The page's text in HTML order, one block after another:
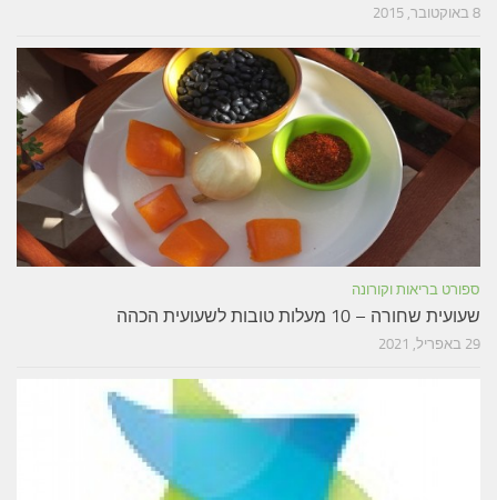
8 באוקטובר, 2015
ספורט בריאות וקורונה
שעועית שחורה – 10 מעלות טובות לשעועית הכהה
29 באפריל, 2021